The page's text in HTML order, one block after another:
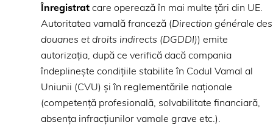
Înregistrat care operează în mai multe țări din UE.
Autoritatea vamală franceză (Direction générale des
douanes et droits indirects (DGDDI)) emite
autorizația, după ce verifică dacă compania
îndeplinește condițiile stabilite în Codul Vamal al
Uniunii (CVU) și în reglementările naționale
(competență profesională, solvabilitate financiară,
absența infracțiunilor vamale grave etc.).